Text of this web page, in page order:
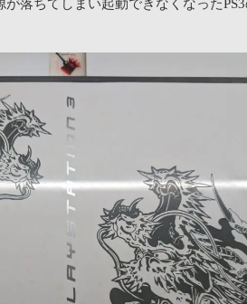
落ちてしまい起動できなくなった